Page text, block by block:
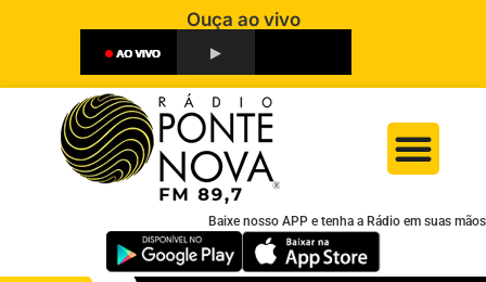
Ouça ao vivo
Baixe nosso APP e tenha a Rádio em suas mãos